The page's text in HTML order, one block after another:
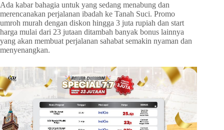
Ada kabar bahagia untuk yang sedang menabung dan
merencanakan perjalanan ibadah ke Tanah Suci. Promo
umroh murah dengan diskon hingga 3 juta rupiah dan start
harga mulai dari 23 jutaan ditambah banyak bonus lainnya
yang akan membuat perjalanan sahabat semakin nyaman dan
menyenangkan.